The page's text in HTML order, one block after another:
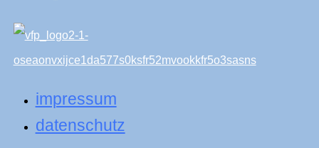
impressum
datenschutz